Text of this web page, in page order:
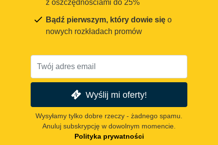
z oszczędnościami do 25%
Bądź pierwszym, który dowie się o
nowych rozkładach promów
Wyślij mi oferty!
Wysyłamy tylko dobre rzeczy - żadnego spamu.
Anuluj subskrypcję w dowolnym momencie.
Polityka prywatności